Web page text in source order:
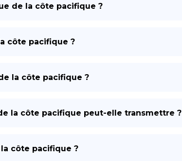
de la côte pacifique ?
côte pacifique ?
la côte pacifique ?
la côte pacifique peut-elle transmettre ?
côte pacifique ?